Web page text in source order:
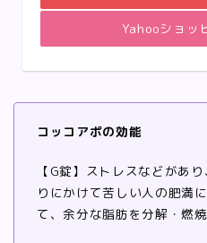
Yahooショッ
コッコアポの効能
【G錠】ストレスなどがあ
りにかけて苦しい人の肥満
て、余分な脂肪を分解・燃焼